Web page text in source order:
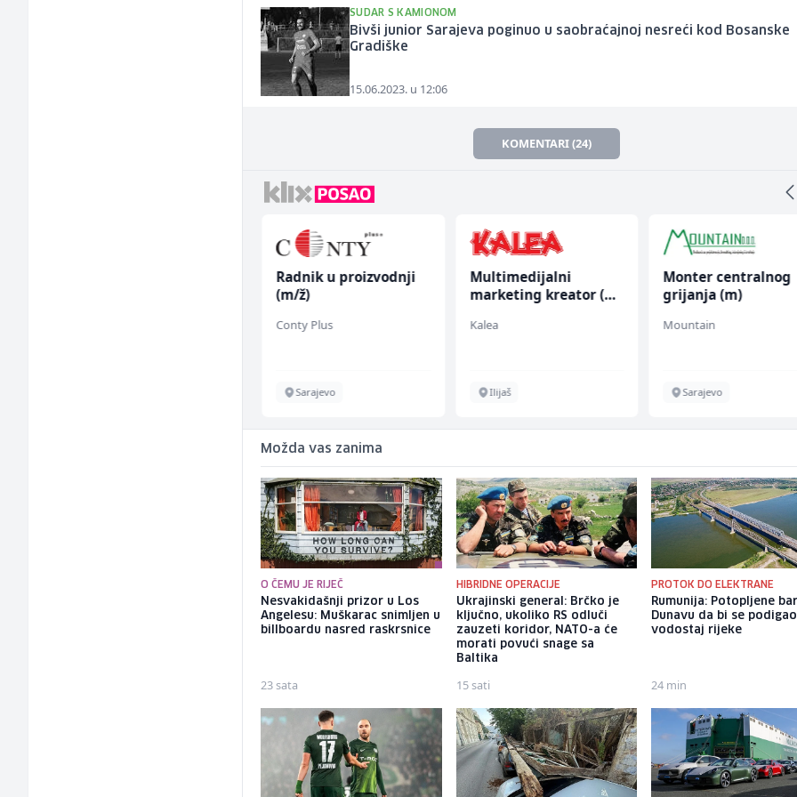
SUDAR S KAMIONOM
Bivši junior Sarajeva poginuo u saobraćajnoj nesreći kod Bosanske
Gradiške
15.06.2023. u 12:06
KOMENTARI (24)
Radnik u proizvodnji
(m/ž)
Conty Plus
Sarajevo
Multimedijalni
marketing kreator (m/
Kalea
Ilijaš
Monter centralnog
grijanja (m)
Mountain
Sarajevo
Možda vas zanima
O ČEMU JE RIJEČ
Nesvakidašnji prizor u Los
Angelesu: Muškarac snimljen u
billboardu nasred raskrsnice
23 sata
HIBRIDNE OPERACIJE
Ukrajinski general: Brčko je
ključno, ukoliko RS odluči
zauzeti koridor, NATO-a će
morati povući snage sa
Baltika
15 sati
PROTOK DO ELEKTRANE
Rumunija: Potopljene
Dunavu da bi se podigao
vodostaj rijeke
24 min